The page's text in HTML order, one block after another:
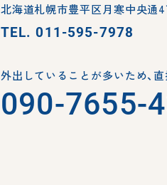
北海道札幌市豊平区月寒中央通
TEL.011-595-7978
外出していることが多いため、
090-7655-